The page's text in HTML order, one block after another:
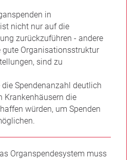
in
nicht nur auf die
zurückzuführen - andere
gute Organisationsstruktur
sind zu
Spendenanzahl deutlich
Krankenhäusern die
würden, um Spenden
Organspendesystem muss